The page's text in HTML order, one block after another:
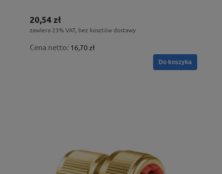
20,54 zł
zawiera 23% VAT, bez kosztów dostawy
Cena netto: 16,70 zł
Do koszyka